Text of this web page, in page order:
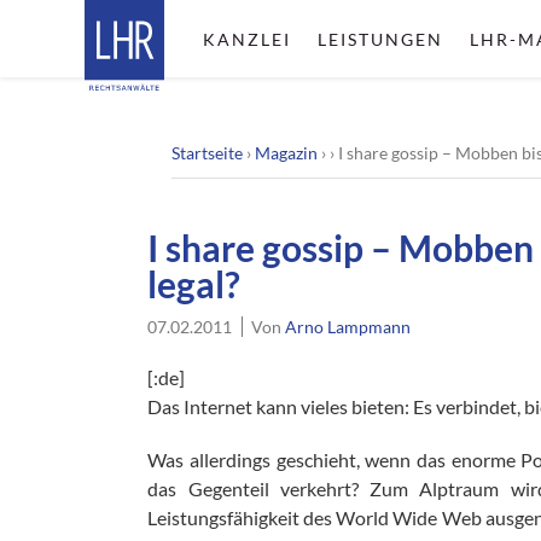
KANZLEI LEISTUNGEN LHR-
Startseite › Magazin › › I share gossip – Mobben
I share gossip –
legal?
07.02.2011 VonArno Lampmann
[:de]
Das Internet kann vieles bieten: Es verbindet,
Was allerdings geschieht, wenn das enorme
das Gegenteil verkehrt? Zum Alptraum
Leistungsfähigkeit des World Wide Web